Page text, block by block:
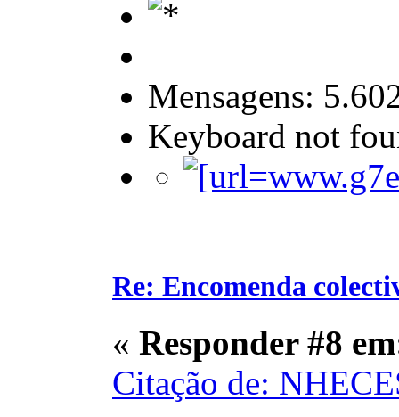
Mensagens:
Keyboard not
Re: Encomenda
« Responder #8
Citação de: